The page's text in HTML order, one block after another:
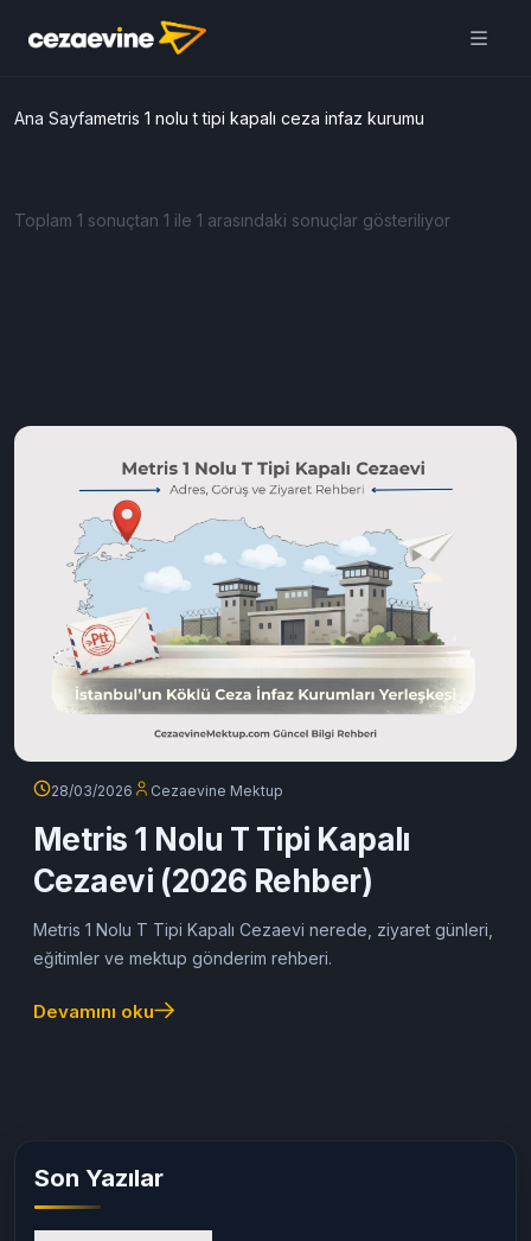
Ana Sayfametris 1 nolu t tipi kapalı ceza infaz kurumu
Toplam 1 sonuçtan 1 ile 1 arasındaki sonuçlar gösteriliyor
28/03/2026 Cezaevine Mektup
Metris 1 Nolu T Tipi Kapalı
Cezaevi (2026 Rehber)
Metris 1 Nolu T Tipi Kapalı Cezaevi nerede, ziyaret günleri,
eğitimler ve mektup gönderim rehberi.
Devamını oku
Son Yazılar